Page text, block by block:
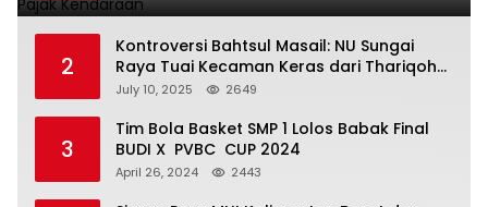
2
Kontroversi Bahtsul Masail: NU Sungai
Raya Tuai Kecaman Keras dari Thariqoh
Al Mu’min
July 10, 2025 2649
3
Tim Bola Basket SMP 1 Lolos Babak Final
BUDI X PVBC CUP 2024
April 26, 2024 2443